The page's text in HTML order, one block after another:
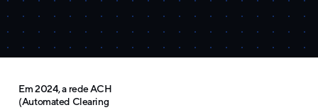
Em 2024, a rede ACH
(Automated Clearing